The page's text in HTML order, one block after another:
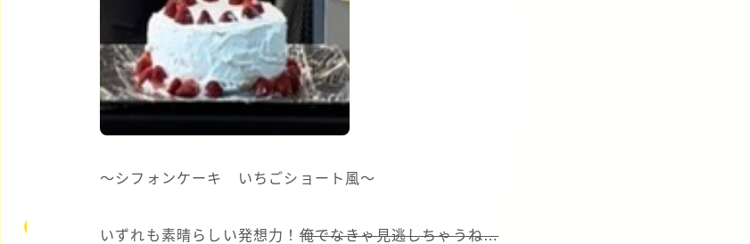
～シフォンケーキ いちごショート風～
いずれも素晴らしい発想力！俺でなきゃ見逃しちゃうね…